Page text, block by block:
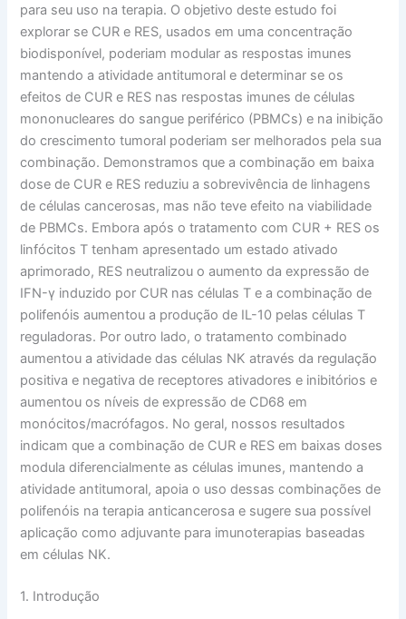
para seu uso na terapia. O objetivo deste estudo foi
explorar se CUR e RES, usados em uma concentração
biodisponível, poderiam modular as respostas imunes
mantendo a atividade antitumoral e determinar se os
efeitos de CUR e RES nas respostas imunes de células
mononucleares do sangue periférico (PBMCs) e na inibição
do crescimento tumoral poderiam ser melhorados pela sua
combinação. Demonstramos que a combinação em baixa
dose de CUR e RES reduziu a sobrevivência de linhagens
de células cancerosas, mas não teve efeito na viabilidade
de PBMCs. Embora após o tratamento com CUR + RES os
linfócitos T tenham apresentado um estado ativado
aprimorado, RES neutralizou o aumento da expressão de
IFN-γ induzido por CUR nas células T e a combinação de
polifenóis aumentou a produção de IL-10 pelas células T
reguladoras. Por outro lado, o tratamento combinado
aumentou a atividade das células NK através da regulação
positiva e negativa de receptores ativadores e inibitórios e
aumentou os níveis de expressão de CD68 em
monócitos/macrófagos. No geral, nossos resultados
indicam que a combinação de CUR e RES em baixas doses
modula diferencialmente as células imunes, mantendo a
atividade antitumoral, apoia o uso dessas combinações de
polifenóis na terapia anticancerosa e sugere sua possível
aplicação como adjuvante para imunoterapias baseadas
em células NK.
1. Introdução